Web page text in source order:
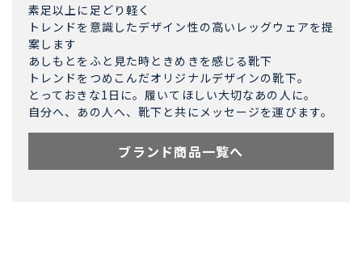
素足以上に足どり軽く
トレンドを意識したデザイン性の高いレッグウェアを提
案します
あしもとをふと見た時ときめきを感じる靴下
トレンドをつめこんだオリジナルデザインの靴下。
とっておきな1日に。履いてほしい大切なあの人に。
自分へ、あの人へ、靴下と共にメッセージを運びます。
ブランド商品一覧へ